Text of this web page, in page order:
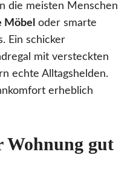
die meisten Menschen
oder smarte
Ein schicker
mit versteckten
echte Alltagshelden.
erheblich
Wohnung gut